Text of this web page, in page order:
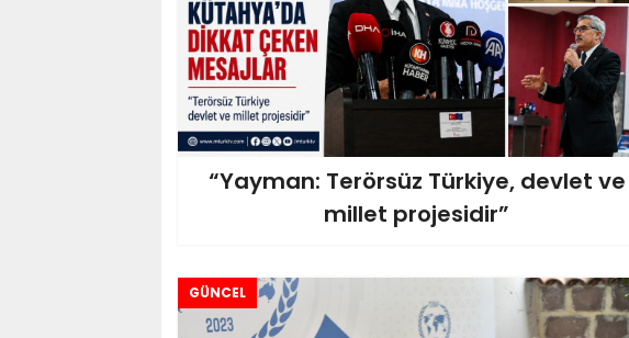
“Yayman: Terörsüz Türkiye, devlet ve
millet projesidir”
GÜNCEL